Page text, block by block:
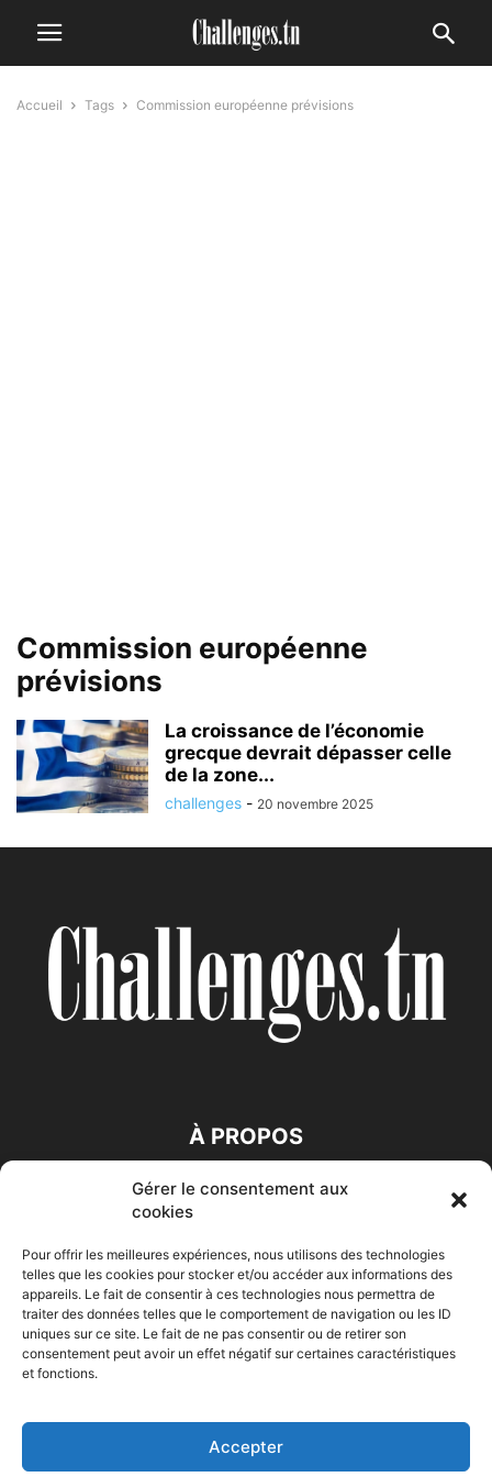
Gérer le consentement aux
cookies
Pour offrir les meilleures expériences, nous utilisons des technologies
telles que les cookies pour stocker et/ou accéder aux informations des
appareils. Le fait de consentir à ces technologies nous permettra de
traiter des données telles que le comportement de navigation ou les ID
uniques sur ce site. Le fait de ne pas consentir ou de retirer son
consentement peut avoir un effet négatif sur certaines caractéristiques
et fonctions.
Accepter
Accueil Tags Commission européenne prévisions
Commission européenne
prévisions
La croissance de l’économie
grecque devrait dépasser celle
de la zone...
challenges - 20 novembre 2025
À PROPOS
SUIVEZ NOUS
Accueil Economie Entreprises Entrepreneur Afrique
HIGH-TECH Auto-Moto